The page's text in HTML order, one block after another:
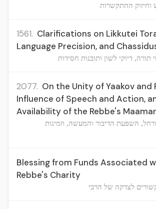
וחיזוק ההתקשרות
1561. Clarifications on Likkutei
Language Precision, and
תורה, דיוקי לשון ותובנות חסידות
2077. On the Unity of Yaakov and
Influence of Speech and Action,
Availability of the Rebbe's
השפעת הדיבור והמעשה, וזמינות
Blessing from Funds Associated
Rebbe's Charity
לצדקה של הרבי